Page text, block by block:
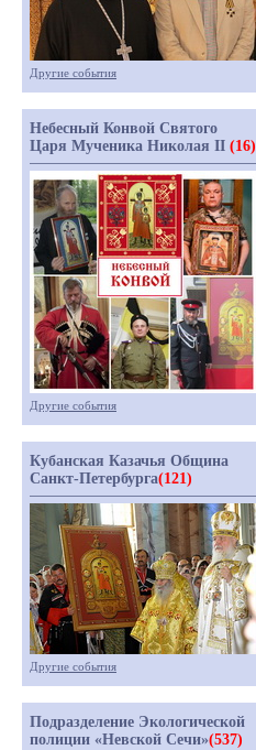
Другие события
Небесный Конвой Святого
Царя Мученика Николая II (16)
Другие события
Кубанская Казачья Община
Санкт-Петербурга(121)
Другие события
Подразделение Экологической
полиции «Невской Сечи»(537)